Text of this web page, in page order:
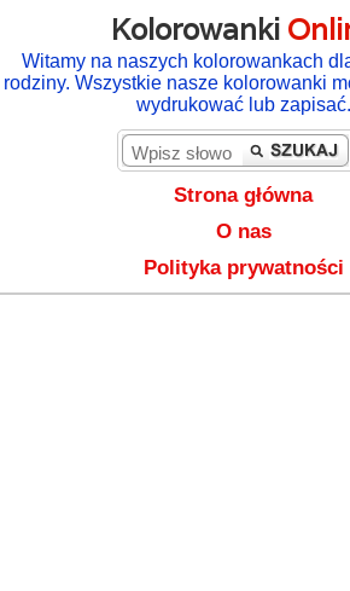
Kolorowanki
Witamy na naszych kolorowankach
rodziny. Wszystkie nasze kolorowanki
wydrukować lub zapisać.
Strona główna
O nas
Polityka prywatności